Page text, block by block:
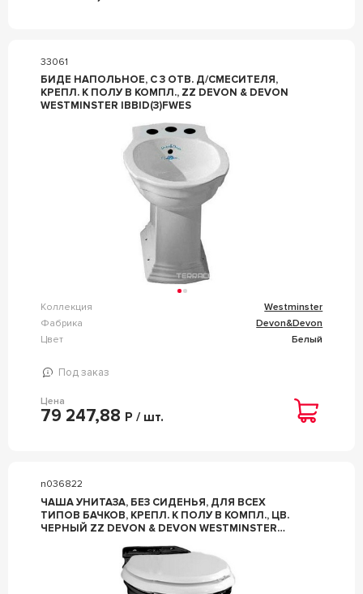
33061
БИДЕ НАПОЛЬНОЕ, C 3 ОТВ. Д/СМЕСИТЕЛЯ,
КРЕПЛ. К ПОЛУ В КОМПЛ., ZZ DEVON & DEVON
WESTMINSTER IBBID(3)FWES
Коллекция
Westminster
Фабрика
Devon&Devon
Цвет
Белый
Под заказ
Цена
79 247,88 Р / шт.
n036822
ЧАША УНИТАЗА, БЕЗ СИДЕНЬЯ, ДЛЯ ВСЕХ
ТИПОВ БАЧКОВ, КРЕПЛ. К ПОЛУ В КОМПЛ., ЦВ.
ЧЕРНЫЙ ZZ DEVON & DEVON WESTMINSTER